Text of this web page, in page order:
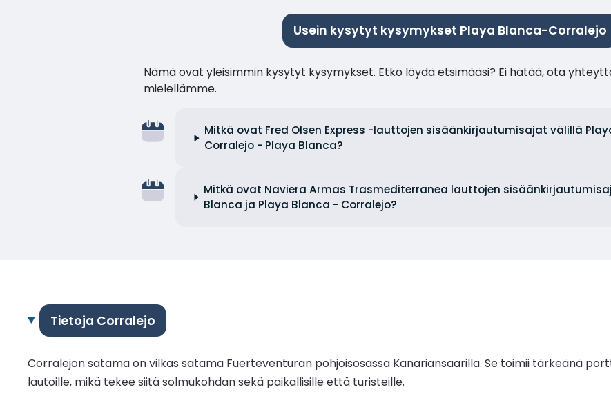
Usein kysytyt kysymykset Playa Blanca-Corralejo
Nämä ovat yleisimmin kysytyt kysymykset. Etkö löydä etsimääsi? Ei hätää, ota
mielellämme.
Mitkä ovat Fred Olsen Express -lauttojen sisäänkirjautumisajat välillä
Corralejo - Playa Blanca?
Mitkä ovat Naviera Armas Trasmediterranea lauttojen
Blanca ja Playa Blanca - Corralejo?
Tietoja Corralejo
Corralejon satama on vilkas satama Fuerteventuran pohjoisosassa Kanariansaarilla. Se toimii tärkeänä
lautoille, mikä tekee siitä solmukohdan sekä paikallisille että turisteille.